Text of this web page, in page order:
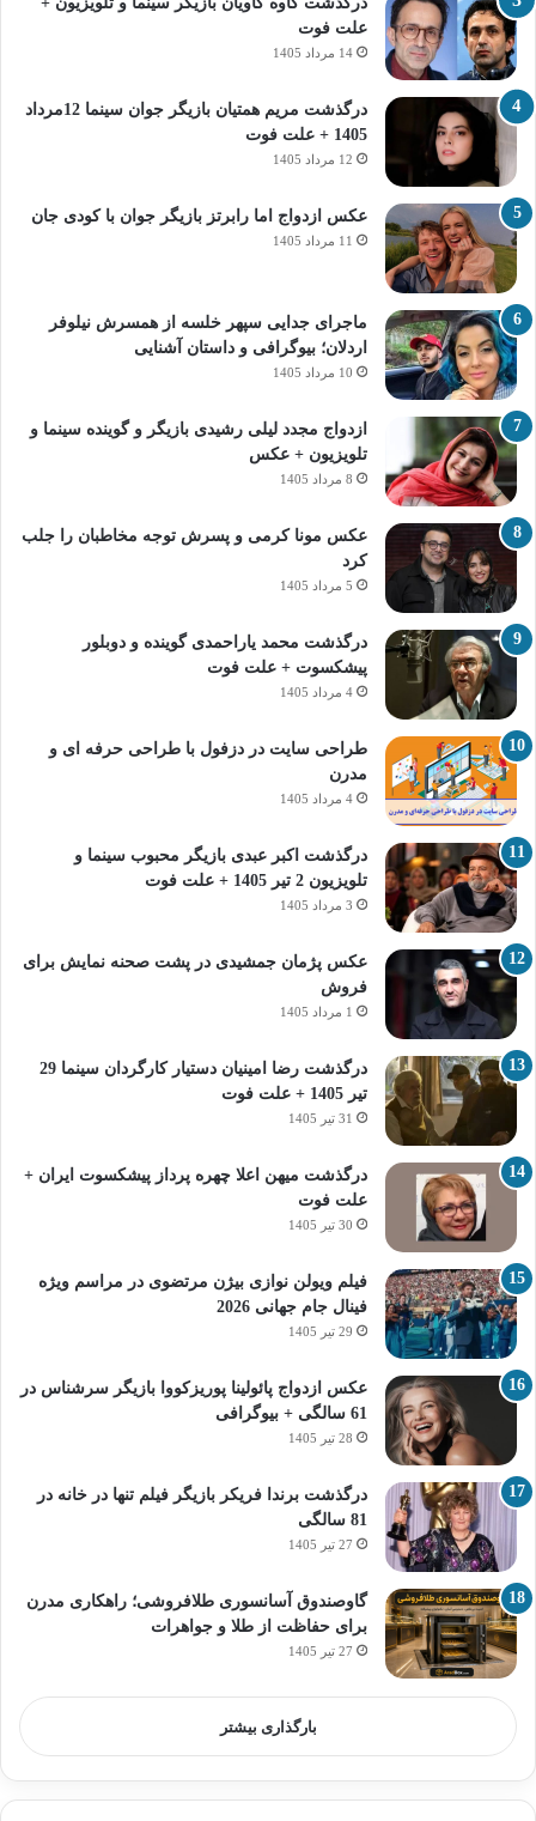
علت فوت
14 مرداد 1405
درگذشت مریم همتیان بازیگر جوان سینما 12مرداد
1405 + علت فوت
12 مرداد 1405
عکس ازدواج اما رابرتز بازیگر جوان با کودی جان
11 مرداد 1405
ماجرای جدایی سپهر خلسه از همسرش نیلوفر
اردلان؛ بیوگرافی و داستان آشنایی
10 مرداد 1405
ازدواج مجدد لیلی رشیدی بازیگر و گوینده سینما و
تلویزیون + عکس
8 مرداد 1405
عکس مونا کرمی و پسرش توجه مخاطبان را جلب
کرد
5 مرداد 1405
درگذشت محمد یاراحمدی گوینده و دوبلور
پیشکسوت + علت فوت
4 مرداد 1405
طراحی سایت در دزفول با طراحی حرفه‌ ای و
مدرن
4 مرداد 1405
درگذشت اکبر عبدی بازیگر محبوب سینما و
تلویزیون 2 تیر 1405 + علت فوت
3 مرداد 1405
عکس پژمان جمشیدی در پشت صحنه نمایش برای
فروش
1 مرداد 1405
درگذشت رضا امینیان دستیار کارگردان سینما 29
تیر 1405 + علت فوت
31 تیر 1405
درگذشت میهن اعلا چهره پرداز پیشکسوت ایران +
علت فوت
30 تیر 1405
فیلم ویولن نوازی بیژن مرتضوی در مراسم ویژه
فینال جام جهانی 2026
29 تیر 1405
عکس ازدواج پائولینا پوریزکووا بازیگر سرشناس در
61 سالگی + بیوگرافی
28 تیر 1405
درگذشت برندا فریکر بازیگر فیلم تنها در خانه در
81 سالگی
27 تیر 1405
گاوصندوق آسانسوری طلافروشی؛ راهکاری مدرن
برای حفاظت از طلا و جواهرات
27 تیر 1405
بارگذاری بیشتر